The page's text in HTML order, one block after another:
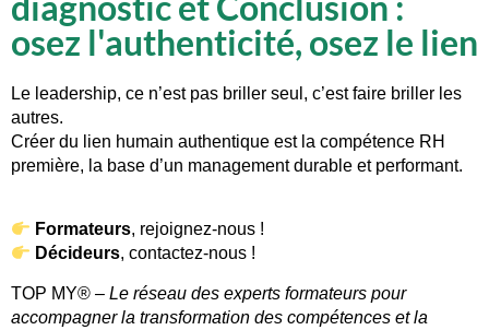
osez l'authenticité, osez le lien
Le leadership, ce n’est pas briller seul, c’est faire briller les
autres.
Créer du lien humain authentique est la compétence RH
première, la base d’un management durable et performant.
Formateurs, rejoignez-nous !
Décideurs, contactez-nous !
TOP MY®️ – Le réseau des experts formateurs pour
accompagner la transformation des compétences et la